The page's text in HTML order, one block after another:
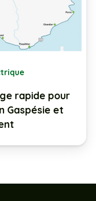
rapide pour
Gaspésie et